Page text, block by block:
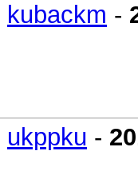
kubackm -
ukppku -